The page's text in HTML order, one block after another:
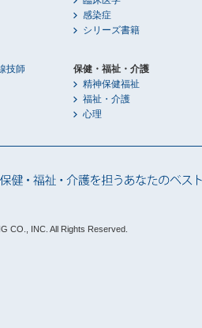
技師
感染症
シリーズ書籍
保健・福祉・介護
精神保健福祉
福祉・介護
心理
CO., INC. All Rights Reserved.